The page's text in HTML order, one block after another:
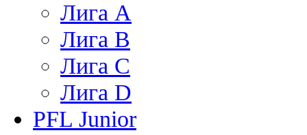
Лига А
Лига В
Лига С
Лига D
PFL Junior